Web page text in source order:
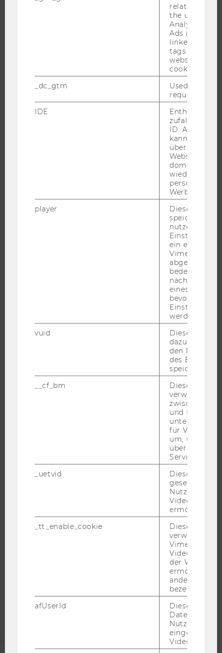
INTERNATIONALE UND INCOMING EXCHANGE STUDIERENDE
ANGEBOTE FÜR SCHULEN UND STUDIENINTERESSIERTE
FORSCHUNG
JOBS MIT WU-STUDIUM
KARRIEREKONTAKTE AN DER WU
ALUMNI
related
the user. If
Analytics and
Ads accounts
linked, the
tags on the
website read
cookie.
_dc_gtm
Used to
request rate.
IDE
Enthält eine
ID. Anhand
kann Google
über
Websites
Werbung
player
Dieses Cookie
speichert
ein
Vimeo-Video
abgespielt
bedeutet,
nächsten
eines Vimeo-
bevorzugten
werden.
vuid
Dieser
dazu
den
des
speichern.
__cf_bm
Dieses
verwendet,
zwischen
und Bots zu
für Vimeo
um, um
über die
Service zu
_uetvid
Dieses
gesetzt, um
Nutzung des
Videoplayers
ermöglichen
_tt_enable_cookie
Dieses
verwendet,
Vimeo-
der WU-
ermöglichen
andere nicht
bezeichnete
afUserId
Dieses
Daten von
Videos